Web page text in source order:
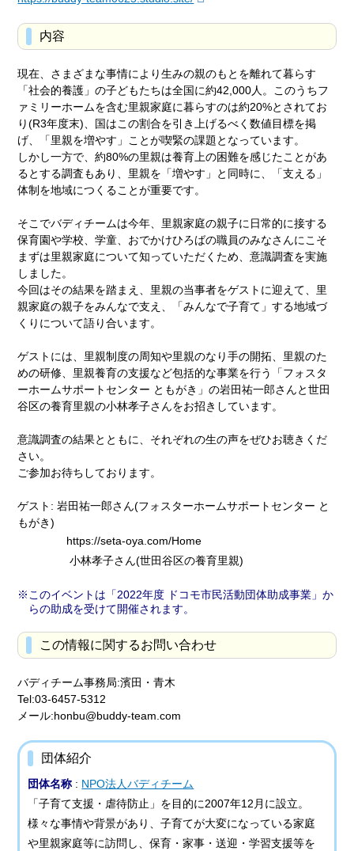
内容
現在、さまざまな事情により生みの親のもとを離れて暮らす
「社会的養護」の子どもたちは全国に約42,000人。このうちフ
ァミリーホームを含む里親家庭に暮らすのは約20%とされてお
り(R3年度末)、国はこの割合を引き上げるべく数値目標を掲
げ、「里親を増やす」ことが喫緊の課題となっています。
しかし一方で、約80%の里親は養育上の困難を感じたことがあ
るとする調査もあり、里親を「増やす」と同時に、「支える」
体制を地域につくることが重要です。
そこでバディチームは今年、里親家庭の親子に日常的に接する
保育園や学校、学童、おでかけひろばの職員のみなさんにこそ
まずは里親家庭について知っていただくため、意識調査を実施
しました。
今回はその結果を踏まえ、里親の当事者をゲストに迎えて、里
親家庭の親子をみんなで支え、「みんなで子育て」する地域づ
くりについて語り合います。
ゲストには、里親制度の周知や里親のなり手の開拓、里親のた
めの研修、里親養育の支援など包括的な事業を行う「フォスタ
ーホームサポートセンター ともがき」の岩田祐一郎さんと世田
谷区の養育里親の小林孝子さんをお招きしています。
意識調査の結果とともに、それぞれの生の声をぜひお聴きくだ
さい。
ご参加お待ちしております。
ゲスト: 岩田祐一郎さん(フォスターホームサポートセンター と
もがき)
https://seta-oya.com/Home
小林孝子さん(世田谷区の養育里親)
このイベントは「2022年度 ドコモ市民活動団体助成事業」か
らの助成を受けて開催されます。
この情報に関するお問い合わせ
バディチーム事務局:濱田・青木
Tel:03-6457-5312
メール:honbu@buddy-team.com
団体紹介
団体名称 : NPO法人バディチーム
「子育て支援・虐待防止」を目的に2007年12月に設立。
様々な事情や背景があり、子育てが大変になっている家庭
や里親家庭等に訪問し、保育・家事・送迎・学習支援等を